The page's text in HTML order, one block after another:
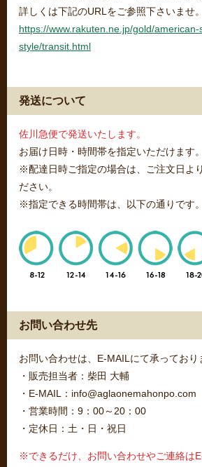
詳しくは下記のURLをご参照下さいませ。
https://www.rakuten.ne.jp/gold/american-
style/transit.html
発送について
佐川急便で発送いたします。
お届け日時・時間帯を指定いただけます。
※配達日時ご指定の場合は、ご注文日よ
ださい。
※指定できる時間帯は、以下の通りです。
お問い合わせ先
お問い合わせは、E-MAILにて承っており
・販売担当者：柴田 大輔
・E-MAIL：info@aglaonemahonpo.com
・営業時間：9：00～20：00
・定休日：土・日・祝日
※できるだけ、お問い合わせやご連絡は